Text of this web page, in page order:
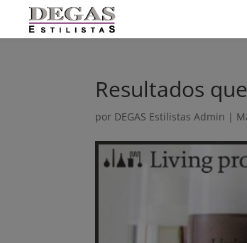
Resultados
por DEGAS Estilistas Admin |